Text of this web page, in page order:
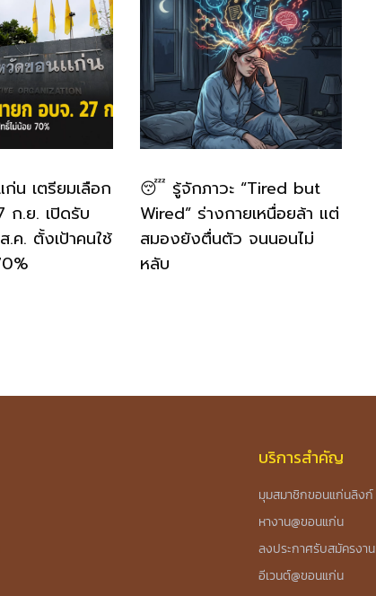
น เตรียมเลือก
ก.ย. เปิดรับ
.ค. ตั้งเป้าคนใช้
😴 รู้จักภาวะ “Tired but
Wired” ร่างกายเหนื่อยล้า แต่
สมองยังตื่นตัว จนนอนไม่
หลับ
บริการสำคัญ
มุมสมาชิกขอนแก่นลิงก์
หางาน@ขอนแก่น
ลงประกาศรับสมัครงาน
อีเวนต์@ขอนแก่น